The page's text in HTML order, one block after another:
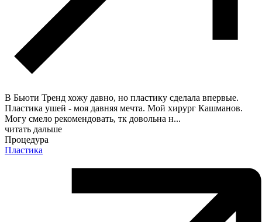
В Бьюти Тренд хожу давно, но пластику сделала впервые.
Пластика ушей - моя давняя мечта. Мой хирург Кашманов.
Могу смело рекомендовать, тк довольна н...
читать дальше
Процедура
Пластика